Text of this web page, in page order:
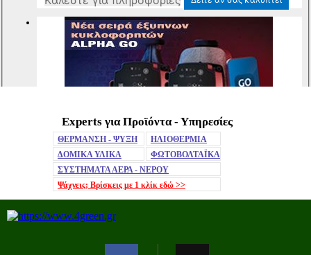
MuteExperts για Προϊόντα - Υπηρεσίες
ΘΕΡΜΑΝΣΗ - ΨΥΞΗ
ΗΛΙΟΘΕΡΜΙΑ
ΔΟΜΙΚΑ ΥΛΙΚΑ
ΦΩΤΟΒΟΛΤΑΪΚΑ
ΣΥΣΤΗΜΑΤΑ ΑΕΡΑ - ΝΕΡΟΥ
Ψάχνεις; Βρίσκεις με 1 κλίκ εδώ >>